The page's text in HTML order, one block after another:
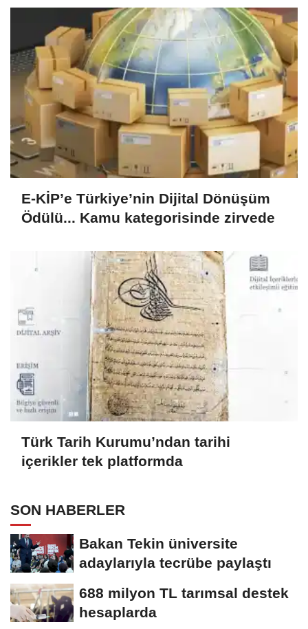
E-KİP’e Türkiye’nin Dijital Dönüşüm
Ödülü... Kamu kategorisinde zirvede
Türk Tarih Kurumu’ndan tarihi
içerikler tek platformda
SON HABERLER
Bakan Tekin üniversite
adaylarıyla tecrübe paylaştı
688 milyon TL tarımsal destek
hesaplarda